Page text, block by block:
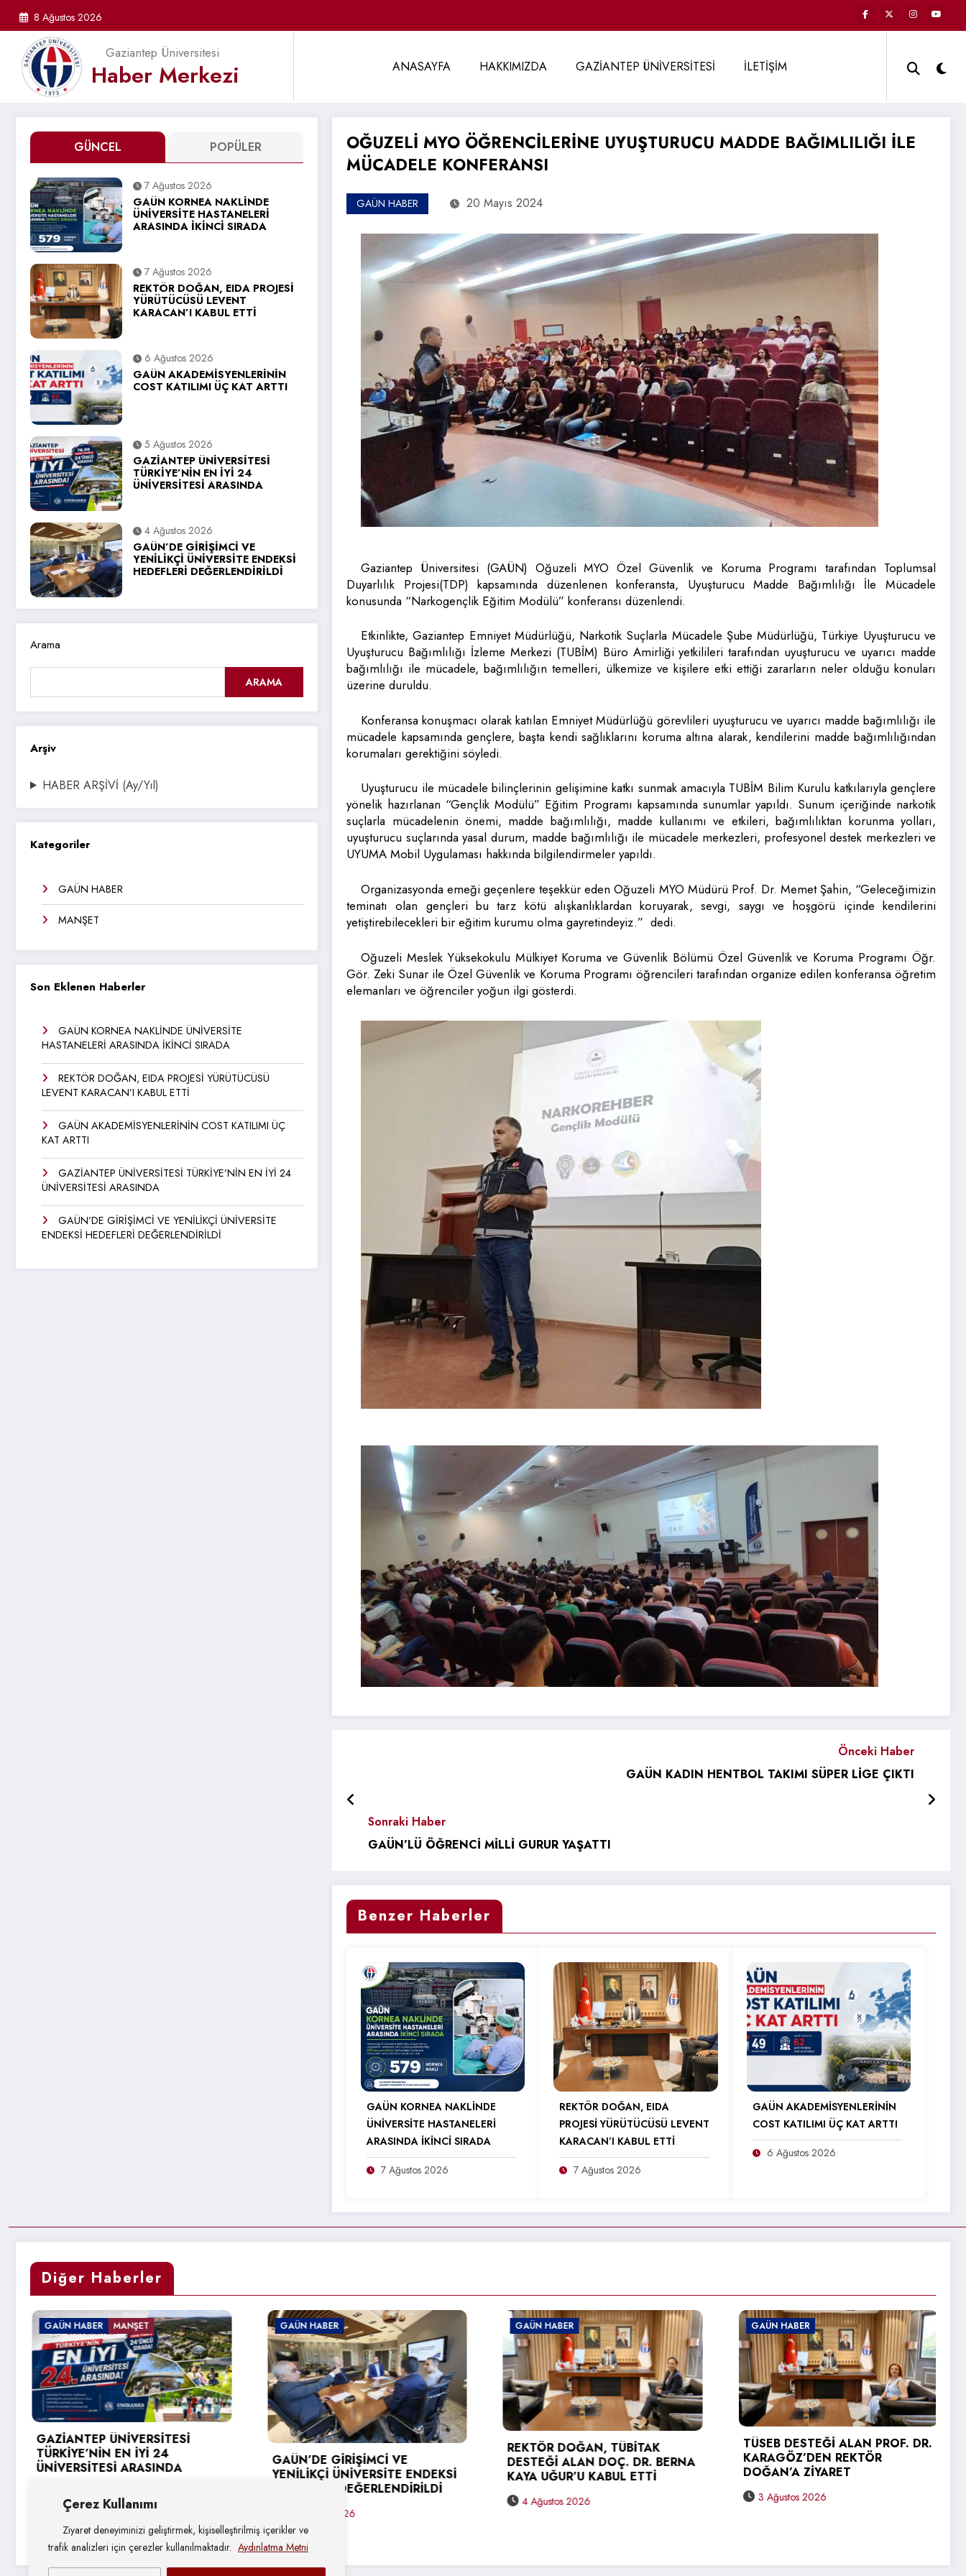
Çerez Kullanımı
Ziyaret deneyiminizi geliştirmek, kişiselleştirilmiş içerikler ve
trafik analizleri için çerezler kullanılmaktadır. Aydınlatma Metni
8 Ağustos 2026
Gaziantep Üniversitesi
Haber Merkezi ANASAYFA HAKKIMIZDA GAZİANTEP ÜNİVERSİTESİ İLETİŞİM
GÜNCEL POPÜLER
7 Ağustos 2026
GAÜN KORNEA NAKLİNDE
ÜNİVERSİTE HASTANELERİ
ARASINDA İKİNCİ SIRADA
7 Ağustos 2026
REKTÖR DOĞAN, EIDA PROJESİ
YÜRÜTÜCÜSÜ LEVENT
KARACAN’I KABUL ETTİ
6 Ağustos 2026
GAÜN AKADEMİSYENLERİNİN
COST KATILIMI ÜÇ KAT ARTTI
5 Ağustos 2026
GAZİANTEP ÜNİVERSİTESİ
TÜRKİYE’NİN EN İYİ 24
ÜNİVERSİTESİ ARASINDA
4 Ağustos 2026
GAÜN’DE GİRİŞİMCİ VE
YENİLİKÇİ ÜNİVERSİTE ENDEKSİ
HEDEFLERİ DEĞERLENDİRİLDİ
Arama
ARAMA
Arşiv
HABER ARŞİVİ (Ay/Yıl)
Kategoriler
GAÜN HABER
MANŞET
Son Eklenen Haberler
GAÜN KORNEA NAKLİNDE ÜNİVERSİTE
HASTANELERİ ARASINDA İKİNCİ SIRADA
REKTÖR DOĞAN, EIDA PROJESİ YÜRÜTÜCÜSÜ
LEVENT KARACAN’I KABUL ETTİ
GAÜN AKADEMİSYENLERİNİN COST KATILIMI ÜÇ
KAT ARTTI
GAZİANTEP ÜNİVERSİTESİ TÜRKİYE’NİN EN İYİ 24
ÜNİVERSİTESİ ARASINDA
GAÜN’DE GİRİŞİMCİ VE YENİLİKÇİ ÜNİVERSİTE
ENDEKSİ HEDEFLERİ DEĞERLENDİRİLDİ
OĞUZELİ MYO ÖĞRENCİLERİNE UYUŞTURUCU MADDE BAĞIMLILIĞI İLE
MÜCADELE KONFERANSI
GAÜN HABER 20 Mayıs 2024
Gaziantep Üniversitesi (GAÜN) Oğuzeli MYO Özel Güvenlik ve Koruma Programı tarafından Toplumsal
Duyarlılık Projesi(TDP) kapsamında düzenlenen konferansta, Uyuşturucu Madde Bağımlılığı İle Mücadele
konusunda “Narkogençlik Eğitim Modülü” konferansı düzenlendi.
Etkinlikte, Gaziantep Emniyet Müdürlüğü, Narkotik Suçlarla Mücadele Şube Müdürlüğü, Türkiye Uyuşturucu ve
Uyuşturucu Bağımlılığı İzleme Merkezi (TUBİM) Büro Amirliği yetkilileri tarafından uyuşturucu ve uyarıcı madde
bağımlılığı ile mücadele, bağımlılığın temelleri, ülkemize ve kişilere etki ettiği zararların neler olduğu konuları
üzerine duruldu.
Konferansa konuşmacı olarak katılan Emniyet Müdürlüğü görevlileri uyuşturucu ve uyarıcı madde bağımlılığı ile
mücadele kapsamında gençlere, başta kendi sağlıklarını koruma altına alarak, kendilerini madde bağımlılığından
korumaları gerektiğini söyledi.
Uyuşturucu ile mücadele bilinçlerinin gelişimine katkı sunmak amacıyla TUBİM Bilim Kurulu katkılarıyla gençlere
yönelik hazırlanan “Gençlik Modülü” Eğitim Programı kapsamında sunumlar yapıldı. Sunum içeriğinde narkotik
suçlarla mücadelenin önemi, madde bağımlılığı, madde kullanımı ve etkileri, bağımlılıktan korunma yolları,
uyuşturucu suçlarında yasal durum, madde bağımlılığı ile mücadele merkezleri, profesyonel destek merkezleri ve
UYUMA Mobil Uygulaması hakkında bilgilendirmeler yapıldı.
Organizasyonda emeği geçenlere teşekkür eden Oğuzeli MYO Müdürü Prof. Dr. Memet Şahin, “Geleceğimizin
teminatı olan gençleri bu tarz kötü alışkanlıklardan koruyarak, sevgi, saygı ve hoşgörü içinde kendilerini
yetiştirebilecekleri bir eğitim kurumu olma gayretindeyiz.” dedi.
Oğuzeli Meslek Yüksekokulu Mülkiyet Koruma ve Güvenlik Bölümü Özel Güvenlik ve Koruma Programı Öğr.
Gör. Zeki Sunar ile Özel Güvenlik ve Koruma Programı öğrencileri tarafından organize edilen konferansa öğretim
elemanları ve öğrenciler yoğun ilgi gösterdi.
Önceki Haber
GAÜN KADIN HENTBOL TAKIMI SÜPER LİGE ÇIKTI
Sonraki Haber
GAÜN’LÜ ÖĞRENCİ MİLLİ GURUR YAŞATTI
Benzer Haberler
GAÜN KORNEA NAKLİNDE
ÜNİVERSİTE HASTANELERİ
ARASINDA İKİNCİ SIRADA
7 Ağustos 2026
REKTÖR DOĞAN, EIDA
PROJESİ YÜRÜTÜCÜSÜ LEVENT
KARACAN’I KABUL ETTİ
7 Ağustos 2026
GAÜN AKADEMİSYENLERİNİN
COST KATILIMI ÜÇ KAT ARTTI
6 Ağustos 2026
Diğer Haberler
GAÜN HABER
GAÜN’DE GİRİŞİMCİ VE
YENİLİKÇİ ÜNİVERSİTE ENDEKSİ
4 Ağustos 2026
GAÜN HABER
REKTÖR DOĞAN, TÜBİTAK
DESTEĞİ ALAN DOÇ. DR. BERNA
KAYA UĞUR’U KABUL ETTİ
GAÜN HABER
TÜSEB DESTEĞİ ALAN PROF. DR.
KARAGÖZ’DEN REKTÖR
DOĞAN’A ZİYARET
3 Ağustos 2026
GAÜN HABER
GAÜN TEKNİK BİLİMLER MESLEK
YÜKSEKOKULU’NDA MEZUNİYET
SEVİNCİ